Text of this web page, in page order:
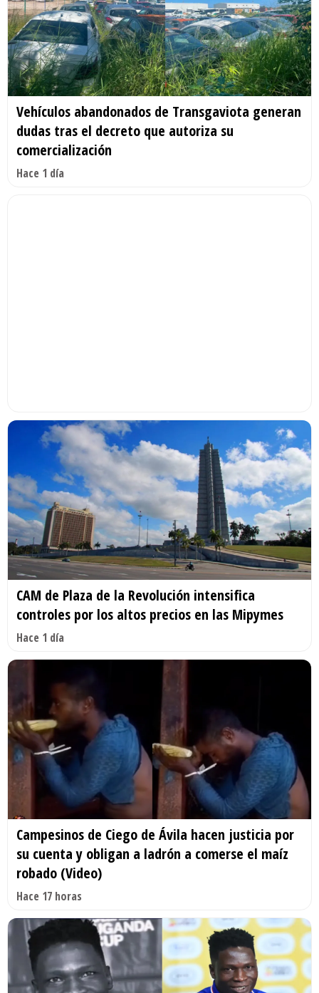
Vehículos abandonados de Transgaviota generan
dudas tras el decreto que autoriza su
comercialización
Hace 1 día
CAM de Plaza de la Revolución intensifica
controles por los altos precios en las Mipymes
Hace 1 día
Campesinos de Ciego de Ávila hacen justicia por
su cuenta y obligan a ladrón a comerse el maíz
robado (Video)
Hace 17 horas